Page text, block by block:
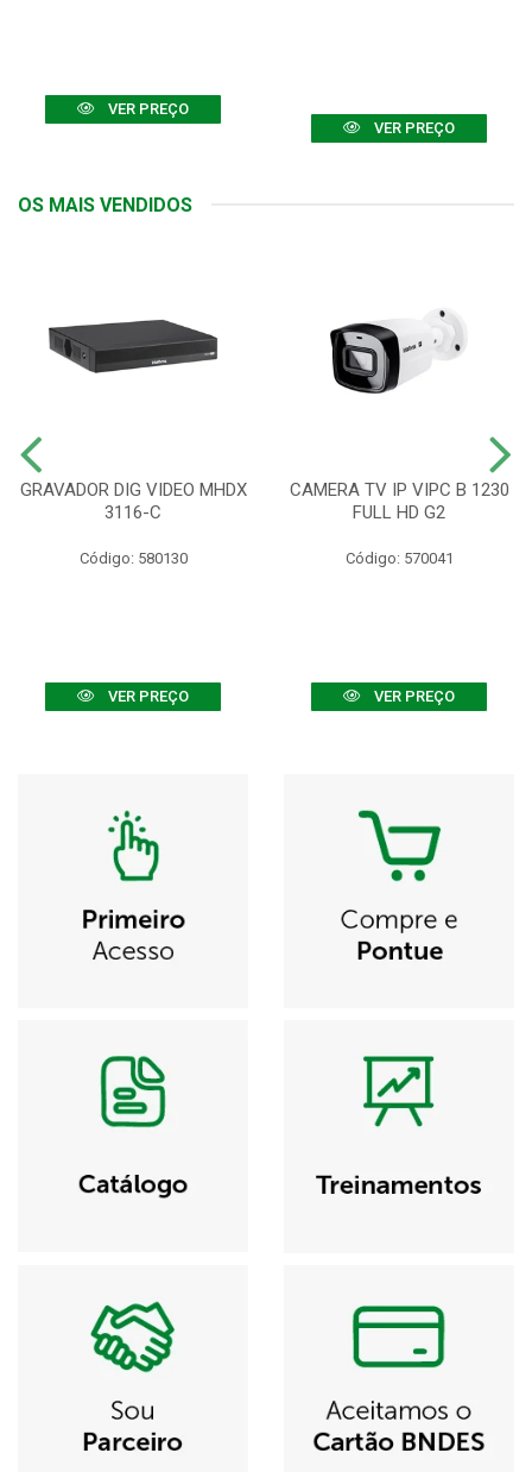
VER PREÇO
VER PREÇO
OS MAIS VENDIDOS
GRAVADOR DIG VIDEO MHDX
3116-C
Código: 580130
VER PREÇO
CAMERA TV IP VIPC B 1230
FULL HD G2
Código: 570041
VER PREÇO